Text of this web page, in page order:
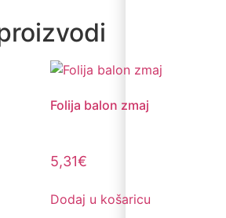
Folija balon zmaj
5,31€
Dodaj u košaricu